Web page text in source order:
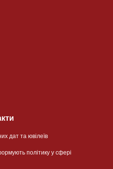
дат та ювілеїв
політику у сфері